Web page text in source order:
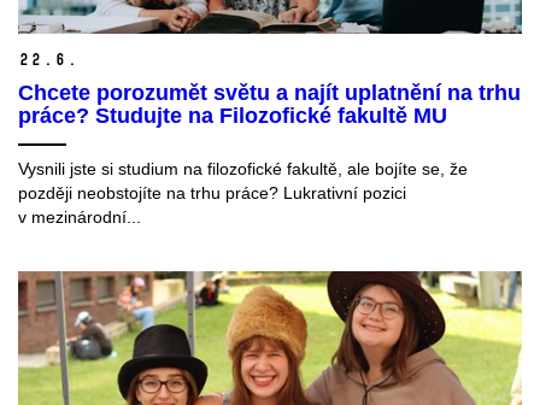
22. 6.
Chcete porozumět světu a najít uplatnění na trhu
práce? Studujte na Filozofické fakultě MU
Vysnili jste si studium na filozofické fakultě, ale bojíte se, že
později neobstojíte na trhu práce? Lukrativní pozici
v mezinárodní...